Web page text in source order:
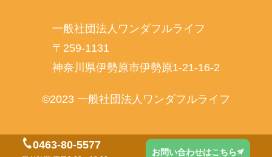
一般社団法人ワンダフルライフ
〒259-1131
神奈川県伊勢原市伊勢原1-21-16-2
©2023 一般社団法人ワンダフルライフ
0463-80-5577
お問い合わせはこちら